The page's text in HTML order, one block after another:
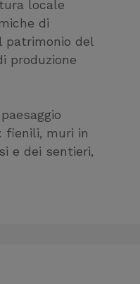
locale
di
patrimonio del
produzione
fienili, muri in
e dei sentieri,